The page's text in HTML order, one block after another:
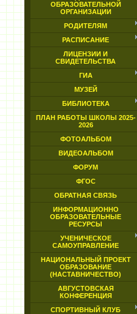
ОБРАЗОВАТЕЛЬНОЙ
ОРГАНИЗАЦИИ
РОДИТЕЛЯМ
РАСПИСАНИЕ
ЛИЦЕНЗИИ И
СВИДЕТЕЛЬСТВА
ГИА
МУЗЕЙ
БИБЛИОТЕКА
ПЛАН РАБОТЫ ШКОЛЫ 2025-
2026
ФОТОАЛЬБОМ
ВИДЕОАЛЬБОМ
ФОРУМ
ФГОС
ОБРАТНАЯ СВЯЗЬ
ИНФОРМАЦИОННО
ОБРАЗОВАТЕЛЬНЫЕ
РЕСУРСЫ
УЧЕНИЧЕСКОЕ
САМОУПРАВЛЕНИЕ
НАЦИОНАЛЬНЫЙ ПРОЕКТ
ОБРАЗОВАНИЕ
(НАСТАВНИЧЕСТВО)
АВГУСТОВСКАЯ
КОНФЕРЕНЦИЯ
СПОРТИВНЫЙ КЛУБ